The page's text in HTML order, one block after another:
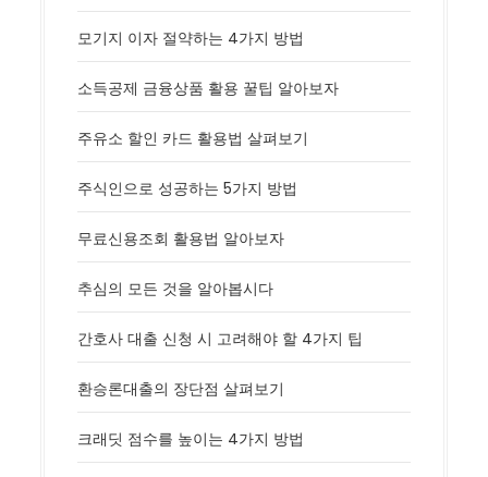
모기지 이자 절약하는 4가지 방법
소득공제 금융상품 활용 꿀팁 알아보자
주유소 할인 카드 활용법 살펴보기
주식인으로 성공하는 5가지 방법
무료신용조회 활용법 알아보자
추심의 모든 것을 알아봅시다
간호사 대출 신청 시 고려해야 할 4가지 팁
환승론대출의 장단점 살펴보기
크래딧 점수를 높이는 4가지 방법